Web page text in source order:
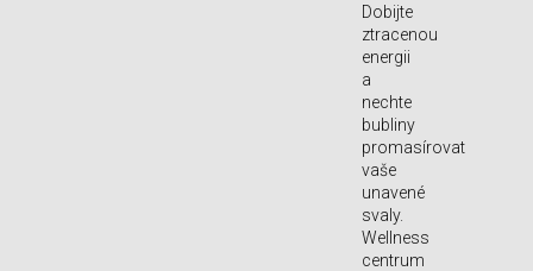
Dobijte
ztracenou
energii
a
nechte
bubliny
promasírovat
vaše
unavené
svaly.
Wellness
centrum